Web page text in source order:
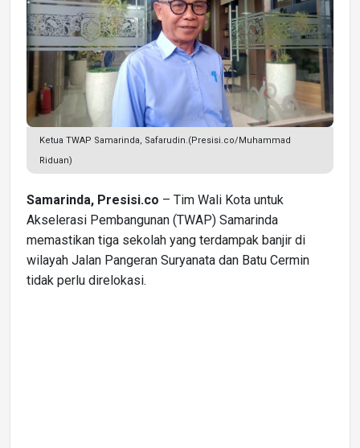
Ketua TWAP Samarinda, Safarudin.(Presisi.co/Muhammad
Riduan)
Samarinda, Presisi.co – Tim Wali Kota untuk
Akselerasi Pembangunan (TWAP) Samarinda
memastikan tiga sekolah yang terdampak banjir di
wilayah Jalan Pangeran Suryanata dan Batu Cermin
tidak perlu direlokasi.